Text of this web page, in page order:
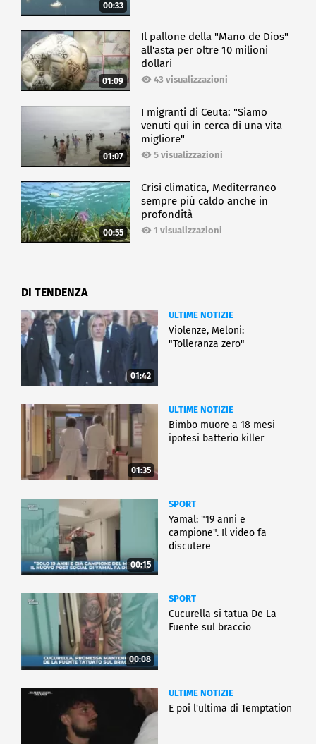
00:33
01:09
Il pallone della "Mano de Dios"
all'asta per oltre 10 milioni
dollari
43 visualizzazioni
01:07
I migranti di Ceuta: "Siamo
venuti qui in cerca di una vita
migliore"
5 visualizzazioni
00:55
Crisi climatica, Mediterraneo
sempre più caldo anche in
profondità
1 visualizzazioni
DI TENDENZA
01:42
ULTIME NOTIZIE
Violenze, Meloni:
"Tolleranza zero"
01:35
ULTIME NOTIZIE
Bimbo muore a 18 mesi
ipotesi batterio killer
00:15
SPORT
Yamal: "19 anni e
campione". Il video fa
discutere
00:08
SPORT
Cucurella si tatua De La
Fuente sul braccio
ULTIME NOTIZIE
E poi l'ultima di Temptation